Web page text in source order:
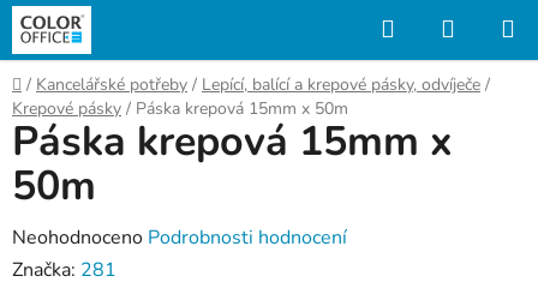
Přejít
obsah
Hledat
KOŠÍK
Domů
/ Kancelářské potřeby / Lepící, balící a krepové pásky, odvíječe /
Krepové pásky / Páska krepová 15mm x 50m
Páska krepová 15mm x
50m
Průměrné
hodnocení
Neohodnoceno Podrobnosti hodnocení
Značka: 281